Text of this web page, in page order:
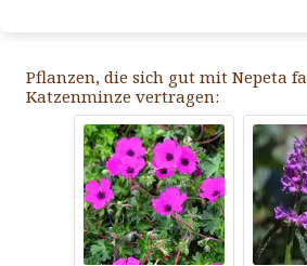
Pflanzen, die sich gut mit Nepeta
Katzenminze vertragen: